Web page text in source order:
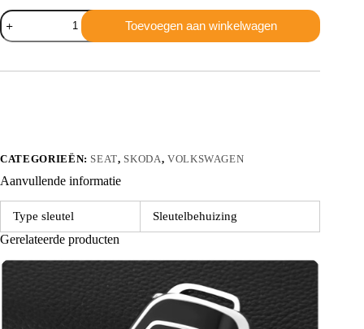
Volkswagen
behuizing
3
baard
Toevoegen aan winkelwagen
CATEGORIEËN: SEAT, SKODA, VOLKSWAGEN
Aanvullende informatie
Type sleutel Sleutelbehuizing
Gerelateerde producten